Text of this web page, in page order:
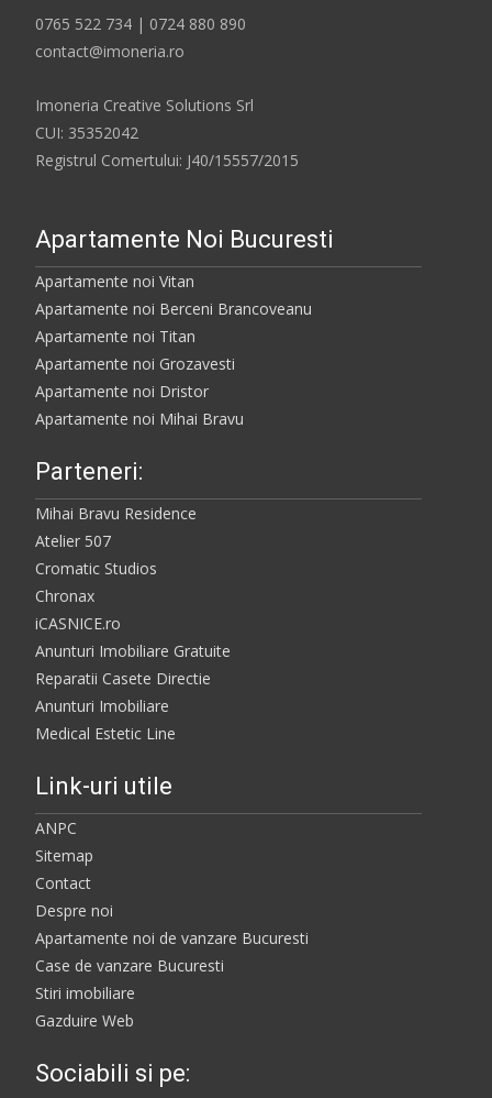
0765 522 734 | 0724 880 890
contact@imoneria.ro
Imoneria Creative Solutions Srl
CUI: 35352042
Registrul Comertului: J40/15557/2015
Apartamente Noi Bucuresti
Apartamente noi Vitan
Apartamente noi Berceni Brancoveanu
Apartamente noi Titan
Apartamente noi Grozavesti
Apartamente noi Dristor
Apartamente noi Mihai Bravu
Parteneri:
Mihai Bravu Residence
Atelier 507
Cromatic Studios
Chronax
iCASNICE.ro
Anunturi Imobiliare Gratuite
Reparatii Casete Directie
Anunturi Imobiliare
Medical Estetic Line
Link-uri utile
ANPC
Sitemap
Contact
Despre noi
Apartamente noi de vanzare Bucuresti
Case de vanzare Bucuresti
Stiri imobiliare
Gazduire Web
Sociabili si pe: